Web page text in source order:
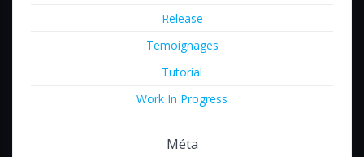
Release
Temoignages
Tutorial
Work In Progress
Méta